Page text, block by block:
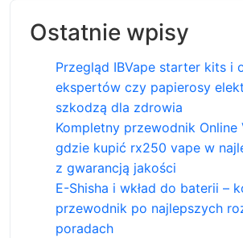
Ostatnie wpisy
Przegląd IBVape starter kits i
ekspertów czy papierosy
szkodzą dla zdrowia
Kompletny przewodnik
gdzie kupić rx250 vape w
z gwarancją jakości
E-Shisha i wkład do baterii –
przewodnik po najlepszych
poradach